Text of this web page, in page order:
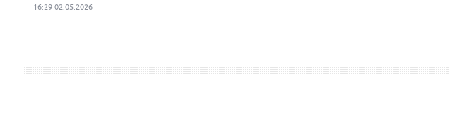
16:29 02.05.2026